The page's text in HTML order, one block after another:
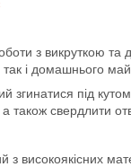
з викруткою та
і домашнього
згинатися під
також свердлити
з високоякісних